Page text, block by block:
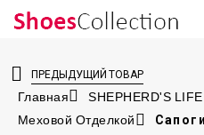
ПРЕДЫДУЩИЙ ТОВАР
Главная SHEPHERD'S LIFE
Меховой Отделкой